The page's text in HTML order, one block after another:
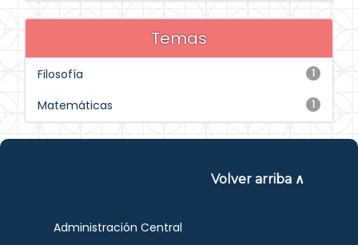
Temas
1
Filosofía
1
Matemáticas
Volver arriba ∧
Administración Central